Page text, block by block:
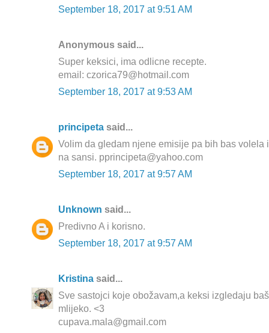
September 18, 2017 at 9:51 AM
Anonymous said...
Super keksici, ima odlicne recepte.
email: czorica79@hotmail.com
September 18, 2017 at 9:53 AM
principeta said...
Volim da gledam njene emisije pa bih bas volela
na sansi. pprincipeta@yahoo.com
September 18, 2017 at 9:57 AM
Unknown said...
Predivno A i korisno.
September 18, 2017 at 9:57 AM
Kristina said...
Sve sastojci koje obožavam,a keksi izgledaju
mlijeko. <3
cupava.mala@gmail.com